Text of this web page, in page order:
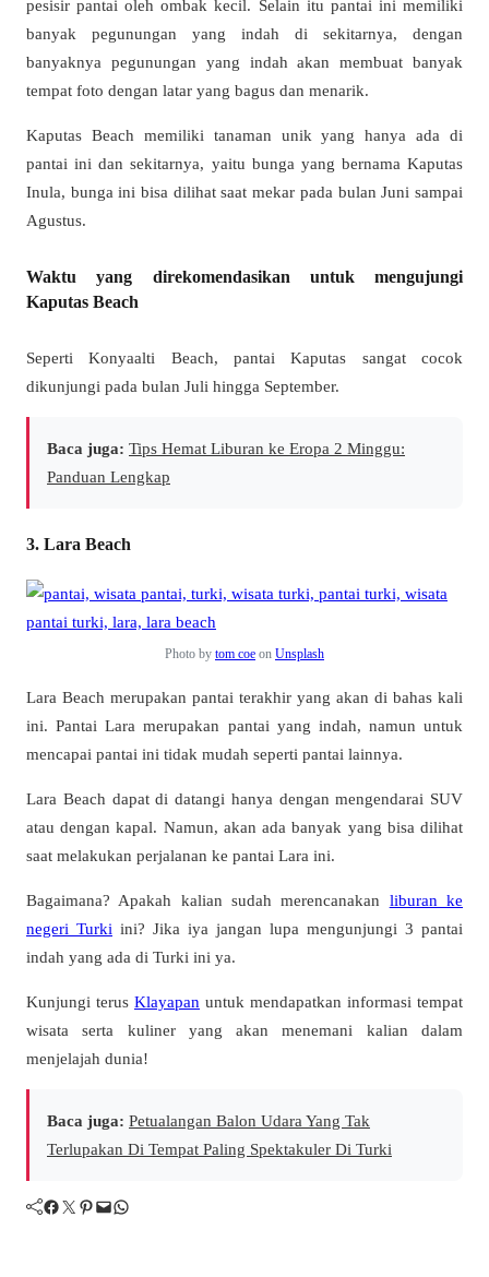
pesisir pantai oleh ombak kecil. Selain itu pantai ini memiliki
banyak pegunungan yang indah di sekitarnya, dengan
banyaknya pegunungan yang indah akan membuat banyak
tempat foto dengan latar yang bagus dan menarik.
Kaputas Beach memiliki tanaman unik yang hanya ada di
pantai ini dan sekitarnya, yaitu bunga yang bernama Kaputas
Inula, bunga ini bisa dilihat saat mekar pada bulan Juni sampai
Agustus.
Waktu yang direkomendasikan untuk mengujungi
Kaputas Beach
Seperti Konyaalti Beach, pantai Kaputas sangat cocok
dikunjungi pada bulan Juli hingga September.
Baca juga: Tips Hemat Liburan ke Eropa 2 Minggu:
Panduan Lengkap
3. Lara Beach
Photo by tom coe on Unsplash
Lara Beach merupakan pantai terakhir yang akan di bahas kali
ini. Pantai Lara merupakan pantai yang indah, namun untuk
mencapai pantai ini tidak mudah seperti pantai lainnya.
Lara Beach dapat di datangi hanya dengan mengendarai SUV
atau dengan kapal. Namun, akan ada banyak yang bisa dilihat
saat melakukan perjalanan ke pantai Lara ini.
Bagaimana? Apakah kalian sudah merencanakan liburan ke
negeri Turki ini? Jika iya jangan lupa mengunjungi 3 pantai
indah yang ada di Turki ini ya.
Kunjungi terus Klayapan untuk mendapatkan informasi tempat
wisata serta kuliner yang akan menemani kalian dalam
menjelajah dunia!
Baca juga: Petualangan Balon Udara Yang Tak
Terlupakan Di Tempat Paling Spektakuler Di Turki
Facebook Twitter Pinterest Mail WhatsApp